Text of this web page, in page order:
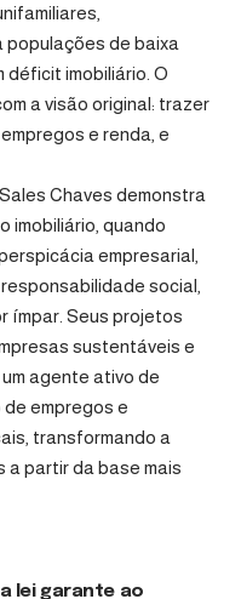
de baixa
déficit imobiliário. O
a visão original: trazer
e renda, e
Chaves demonstra
imobiliário, quando
empresarial,
social,
ímpar. Seus projetos
sustentáveis e
agente ativo de
empregos e
transformando a
a partir da base mais
lei garante ao